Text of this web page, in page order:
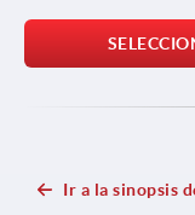
Ir a la sinopsis